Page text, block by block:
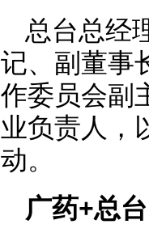
总台总经
记、副董事
作委员会副
业负责人，
动。
广药+总台